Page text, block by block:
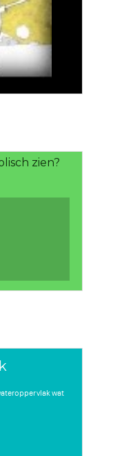
zien?
wat